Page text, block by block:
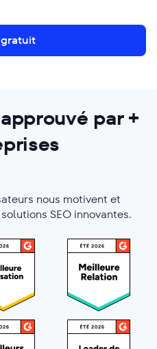
gratuit
par +
nous motivent et
SEO innovantes.